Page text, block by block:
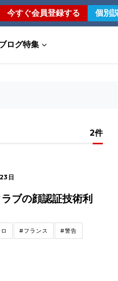
今すぐ会員登録する 個別
ログ特集
2件
日
ブの顔認証技術利
#フランス #警告